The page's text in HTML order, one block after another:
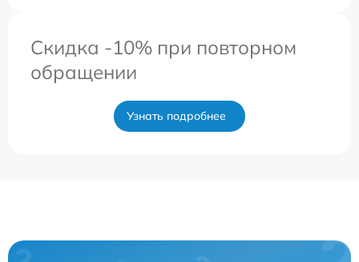
Скидка -10% при повторном
обращении
Узнать подробнее